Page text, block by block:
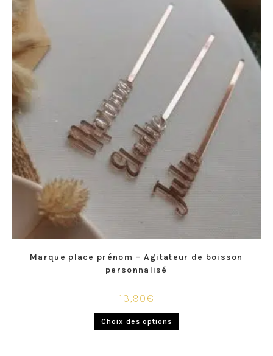
Marque place prénom – Agitateur de boisson
personnalisé
13,90€
Choix des options